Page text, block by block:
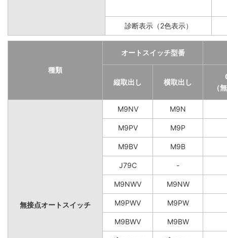
診断表示（2色表示）
種類
オートスイッチ型番
縦取出し 横取出し
（
無接点オートスイッチ
M9NV M9N
M9PV M9P
M9BV M9B
J79C -
M9NWV M9NW
M9PWV M9PW
M9BWV M9BW